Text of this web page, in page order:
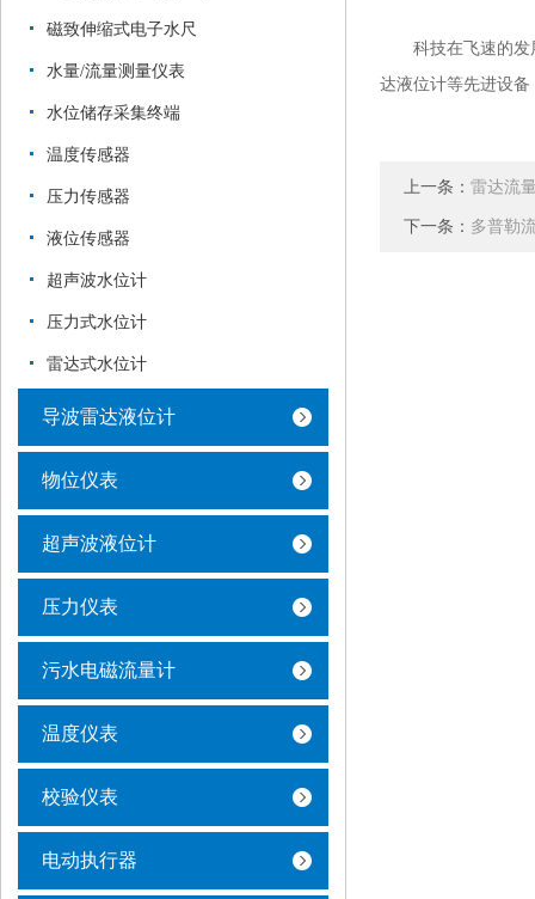
磁致伸缩式电子水尺
水量/流量测量仪表
水位储存采集终端
温度传感器
压力传感器
液位传感器
超声波水位计
压力式水位计
雷达式水位计
导波雷达液位计
物位仪表
超声波液位计
压力仪表
污水电磁流量计
温度仪表
校验仪表
电动执行器
科技在飞速的发展
达液位计等先进设
上一条： 雷达流
下一条： 多普勒